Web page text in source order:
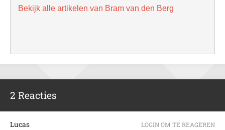
Bekijk alle artikelen van Bram van den Berg
2 Reacties
Lucas LOGIN OM TE REAGEREN